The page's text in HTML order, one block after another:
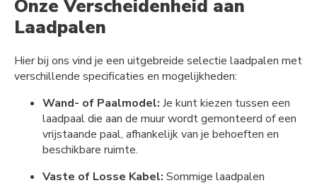
Onze Verscheidenheid aan
Laadpalen
Hier bij ons vind je een uitgebreide selectie laadpalen met
verschillende specificaties en mogelijkheden:
Wand- of Paalmodel: Je kunt kiezen tussen een
laadpaal die aan de muur wordt gemonteerd of een
vrijstaande paal, afhankelijk van je behoeften en
beschikbare ruimte.
Vaste of Losse Kabel: Sommige laadpalen